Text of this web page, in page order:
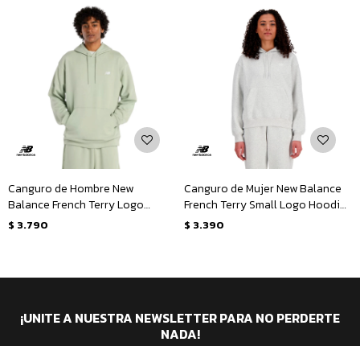
Canguro de Hombre New
Balance French Terry Logo
Hoodie - Verde Claro
$ 3.790
Canguro de Mujer New Balance
French Terry Small Logo Hoodie
- Gris
$ 3.390
¡UNITE A NUESTRA NEWSLETTER PARA NO PERDERTE
NADA!